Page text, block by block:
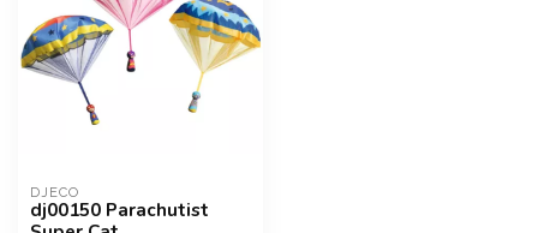
DJECO
dj00150 Parachutist